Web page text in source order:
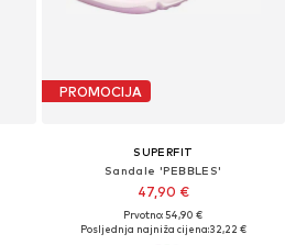
PROMOCIJA
SUPERFIT
Sandale 'PEBBLES'
47,90 €
Prvotno: 54,90 €
Posljednja najniža cijena:32,22 €